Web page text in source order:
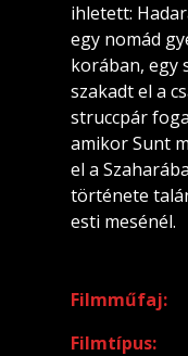
ihletett:
egy nomád
korában, egy
szakadt el a
struccpár
amikor Sunt
el a
története
esti mesénél.
Filmműfaj
Filmtípus